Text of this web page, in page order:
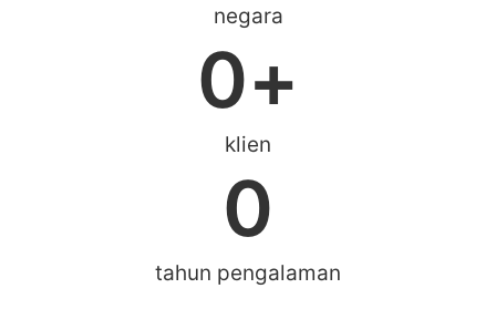
negara
klien
0+
tahun pengalaman
0